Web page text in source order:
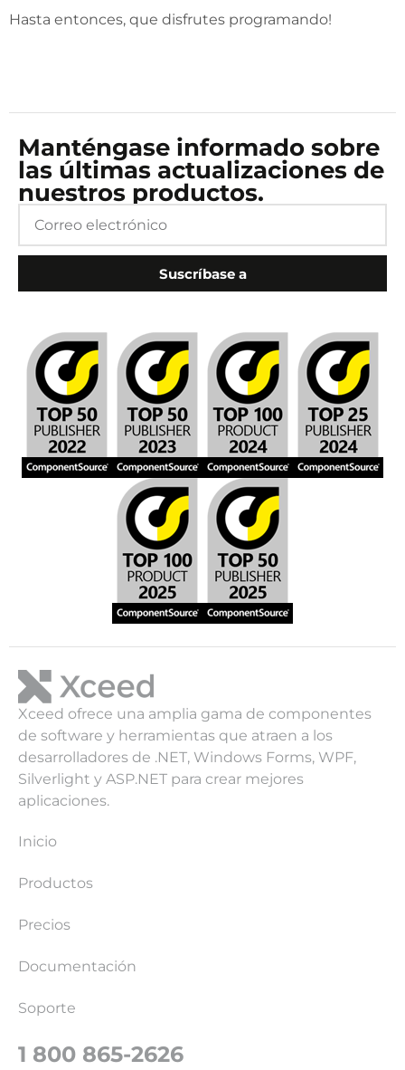
Hasta entonces, que disfrutes programando!
Manténgase informado sobre
las últimas actualizaciones de
nuestros productos.
Suscríbase a
Xceed ofrece una amplia gama de componentes
de software y herramientas que atraen a los
desarrolladores de .NET, Windows Forms, WPF,
Silverlight y ASP.NET para crear mejores
aplicaciones.
Inicio
Productos
Precios
Documentación
Soporte
1 800 865-2626